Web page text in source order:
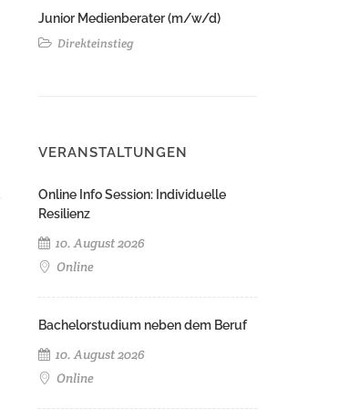
Junior Medienberater (m/w/d)
Direkteinstieg
VERANSTALTUNGEN
Online Info Session: Individuelle
Resilienz
10. August 2026
Online
Bachelorstudium neben dem Beruf
10. August 2026
Online